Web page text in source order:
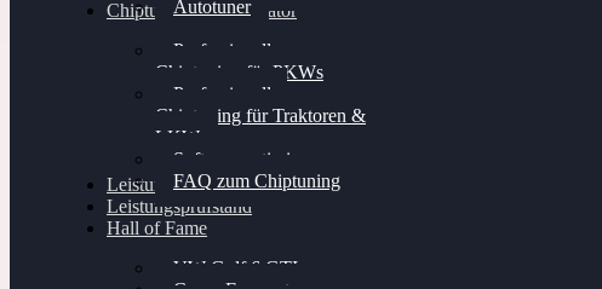
Autotuner
Chiptuning Konfigurator
Professionelles
Chiptuning für PKWs
Professionelles
Chiptuning für Traktoren &
LKW
Softwareoptimierung
FAQ zum Chiptuning
Leistungsmessung
Leistungsprüfstand
Hall of Fame
VW Golf 6 GTI